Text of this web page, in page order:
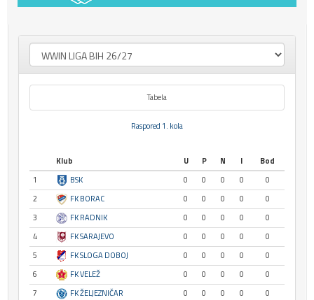
Tabela
Raspored 1. kola
Klub U P N I
Bod
1
BSK 0 0 0 0
0
2
FK BORAC 0 0 0 0
0
3
FK RADNIK 0 0 0 0
0
4
FK SARAJEVO 0 0 0 0
0
5
FK SLOGA DOBOJ 0 0 0 0
0
6
FK VELEŽ 0 0 0 0
0
7
FK ŽELJEZNIČAR 0 0 0 0
0